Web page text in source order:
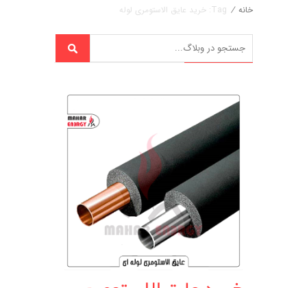
خانه / Tag: خرید عایق الاستومری لوله